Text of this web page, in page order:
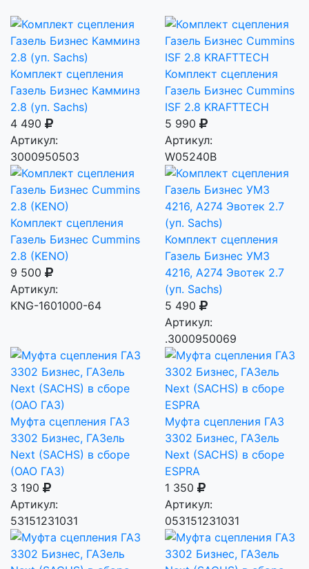
Комплект сцепления
Газель Бизнес Камминз
2.8 (уп. Sachs)
4 490
Артикул:
3000950503
Комплект сцепления
Газель Бизнес Cummins
ISF 2.8 KRAFTTECH
5 990
Артикул:
W05240B
Комплект сцепления
Газель Бизнес Cummins
2.8 (KENO)
9 500
Артикул:
KNG-1601000-64
Комплект сцепления
Газель Бизнес УМЗ
4216, А274 Эвотек 2.7
(уп. Sachs)
5 490
Артикул:
.3000950069
Муфта сцепления ГАЗ
3302 Бизнес, ГАЗель
Next (SACHS) в сборе
(ОАО ГАЗ)
3 190
Артикул:
53151231031
Муфта сцепления ГАЗ
3302 Бизнес, ГАЗель
Next (SACHS) в сборе
ESPRA
1 350
Артикул:
053151231031